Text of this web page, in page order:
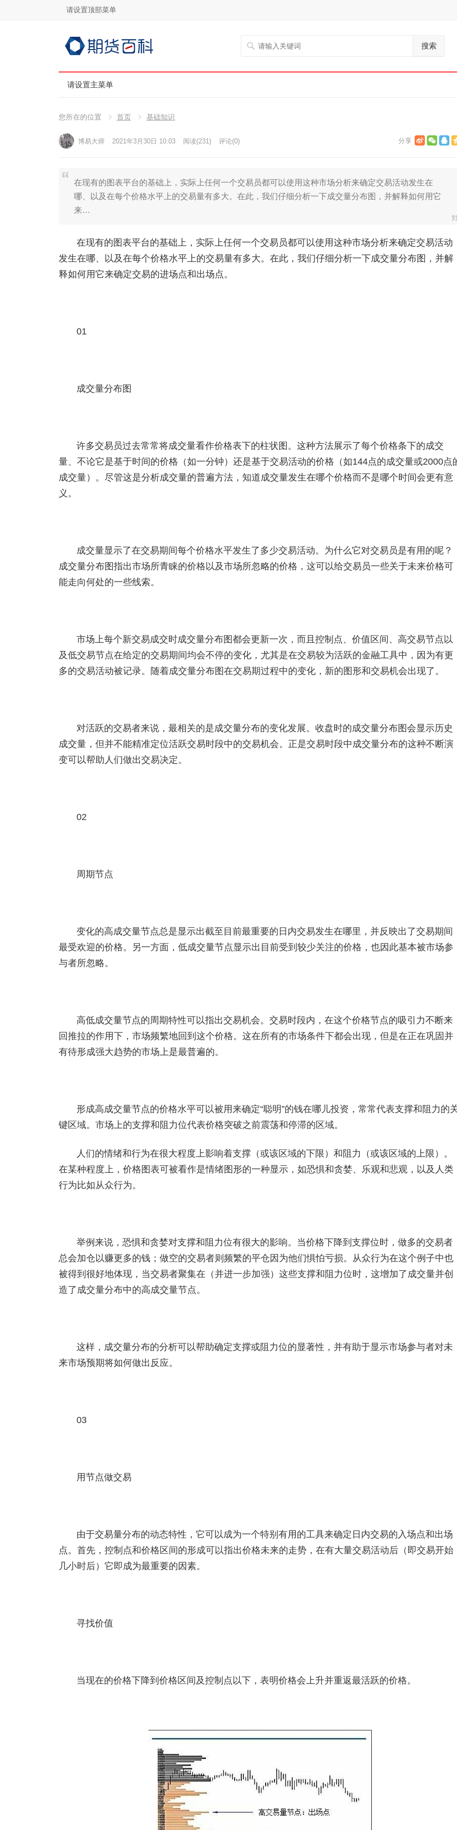
请设置顶部菜单
搜索
请设置主菜单
您所在的位置 首页 基础知识
博易大师 2021年3月30日 10:03 阅读(231) 评论(0)
在现有的图表平台的基础上，实际上任何一个交易员都可以使用这种市场分析来确定交易活动发生在
哪、以及在每个价格水平上的交易量有多大。在此，我们仔细分析一下成交量分布图，并解释如何用它
来…
在现有的图表平台的基础上，实际上任何一个交易员都可以使用这种市场分析来确定交易活动
发生在哪、以及在每个价格水平上的交易量有多大。在此，我们仔细分析一下成交量分布图，并解
释如何用它来确定交易的进场点和出场点。
01
成交量分布图
许多交易员过去常常将成交量看作价格表下的柱状图。这种方法展示了每个价格条下的成交
量、不论它是基于时间的价格（如一分钟）还是基于交易活动的价格（如144点的成交量或2000点
成交量）。尽管这是分析成交量的普遍方法，知道成交量发生在哪个价格而不是哪个时间会更有意
义。
成交量显示了在交易期间每个价格水平发生了多少交易活动。为什么它对交易员是有用的呢？
成交量分布图指出市场所青睐的价格以及市场所忽略的价格，这可以给交易员一些关于未来价格可
能走向何处的一些线索。
市场上每个新交易成交时成交量分布图都会更新一次，而且控制点、价值区间、高交易节点以
及低交易节点在给定的交易期间均会不停的变化，尤其是在交易较为活跃的金融工具中，因为有更
多的交易活动被记录。随着成交量分布图在交易期过程中的变化，新的图形和交易机会出现了。
对活跃的交易者来说，最相关的是成交量分布的变化发展。收盘时的成交量分布图会显示历史
成交量，但并不能精准定位活跃交易时段中的交易机会。正是交易时段中成交量分布的这种不断演
变可以帮助人们做出交易决定。
02
周期节点
变化的高成交量节点总是显示出截至目前最重要的日内交易发生在哪里，并反映出了交易期间
最受欢迎的价格。另一方面，低成交量节点显示出目前受到较少关注的价格，也因此基本被市场参
与者所忽略。
高低成交量节点的周期特性可以指出交易机会。交易时段内，在这个价格节点的吸引力不断来
回推拉的作用下，市场频繁地回到这个价格。这在所有的市场条件下都会出现，但是在正在巩固并
有待形成强大趋势的市场上是最普遍的。
形成高成交量节点的价格水平可以被用来确定“聪明”的钱在哪儿投资，常常代表支撑和阻力的
键区域。市场上的支撑和阻力位代表价格突破之前震荡和停滞的区域。
人们的情绪和行为在很大程度上影响着支撑（或该区域的下限）和阻力（或该区域的上限）。
在某种程度上，价格图表可被看作是情绪图形的一种显示，如恐惧和贪婪、乐观和悲观，以及人类
行为比如从众行为。
举例来说，恐惧和贪婪对支撑和阻力位有很大的影响。当价格下降到支撑位时，做多的交易者
总会加仓以赚更多的钱；做空的交易者则频繁的平仓因为他们惧怕亏损。从众行为在这个例子中也
被得到很好地体现，当交易者聚集在（并进一步加强）这些支撑和阻力位时，这增加了成交量并创
造了成交量分布中的高成交量节点。
这样，成交量分布的分析可以帮助确定支撑或阻力位的显著性，并有助于显示市场参与者对未
来市场预期将如何做出反应。
03
用节点做交易
由于交易量分布的动态特性，它可以成为一个特别有用的工具来确定日内交易的入场点和出场
点。首先，控制点和价格区间的形成可以指出价格未来的走势，在有大量交易活动后（即交易开始
几小时后）它即成为最重要的因素。
寻找价值
当现在的价格下降到价格区间及控制点以下，表明价格会上升并重返最活跃的价格。